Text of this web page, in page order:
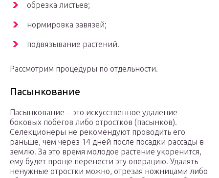
обрезка листьев;
нормировка завязей;
подвязывание растений.
Рассмотрим процедуры по отдельности.
Пасынкование
Пасынкование – это искусственное удаление
боковых побегов либо отростков (пасынков).
Селекционеры не рекомендуют проводить его
раньше, чем через 14 дней после посадки рассады в
землю. За это время молодое растение укоренится,
ему будет проще перенести эту операцию. Удалять
ненужные отростки можно, отрезая ножницами либо